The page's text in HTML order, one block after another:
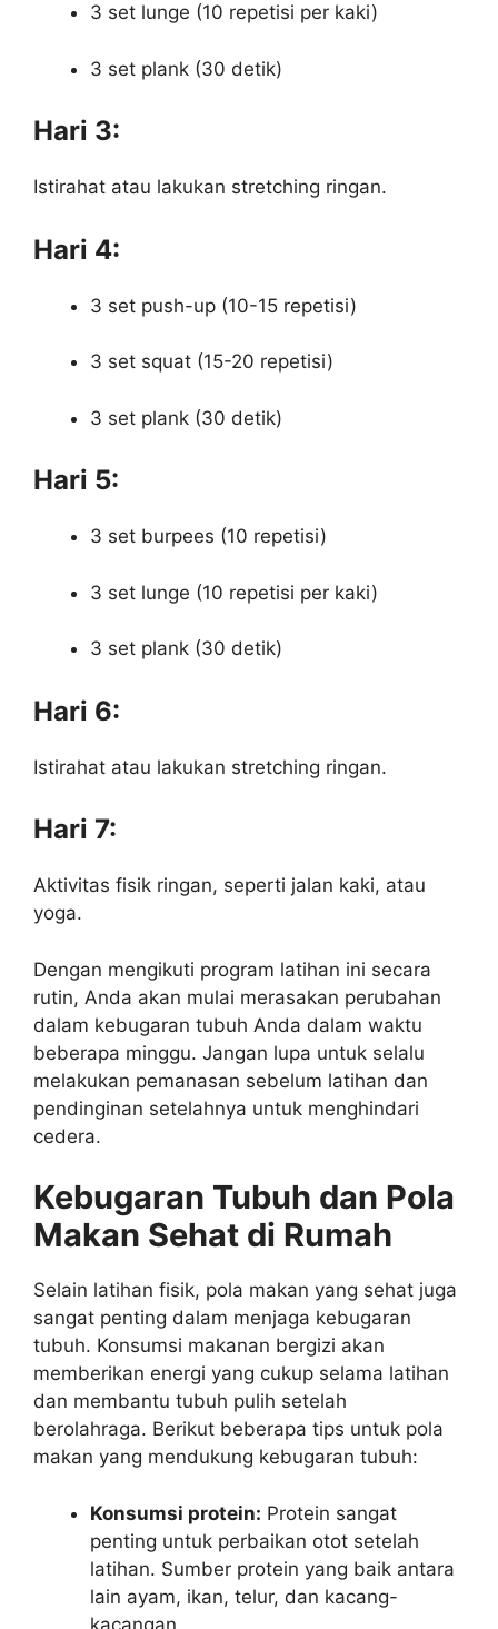
3 set lunge (10 repetisi per kaki)
3 set plank (30 detik)
Hari 3:
Istirahat atau lakukan stretching ringan.
Hari 4:
3 set push-up (10-15 repetisi)
3 set squat (15-20 repetisi)
3 set plank (30 detik)
Hari 5:
3 set burpees (10 repetisi)
3 set lunge (10 repetisi per kaki)
3 set plank (30 detik)
Hari 6:
Istirahat atau lakukan stretching ringan.
Hari 7:
Aktivitas fisik ringan, seperti jalan kaki, atau
yoga.
Dengan mengikuti program latihan ini secara
rutin, Anda akan mulai merasakan perubahan
dalam kebugaran tubuh Anda dalam waktu
beberapa minggu. Jangan lupa untuk selalu
melakukan pemanasan sebelum latihan dan
pendinginan setelahnya untuk menghindari
cedera.
Kebugaran Tubuh dan Pola
Makan Sehat di Rumah
Selain latihan fisik, pola makan yang sehat juga
sangat penting dalam menjaga kebugaran
tubuh. Konsumsi makanan bergizi akan
memberikan energi yang cukup selama latihan
dan membantu tubuh pulih setelah
berolahraga. Berikut beberapa tips untuk pola
makan yang mendukung kebugaran tubuh:
Konsumsi protein: Protein sangat
penting untuk perbaikan otot setelah
latihan. Sumber protein yang baik antara
lain ayam, ikan, telur, dan kacang-
kacangan.